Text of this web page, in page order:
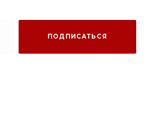
ПОДПИСАТЬСЯ